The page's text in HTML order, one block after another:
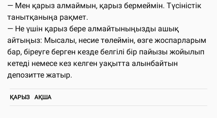
— Мен қарыз алмаймын, қарыз бермеймін. Түсіністік
танытқаныңа рақмет.
— Не үшін қарыз бере алмайтыныңызды ашық
айтыңыз: Мысалы, несие төлеймін, өзге жоспарларым
бар, біреуге берген кезде белгілі бір пайызы жойылып
кетеді немесе кез келген уақытта алынбайтын
депозитте жатыр.
ҚАРЫЗ АҚША